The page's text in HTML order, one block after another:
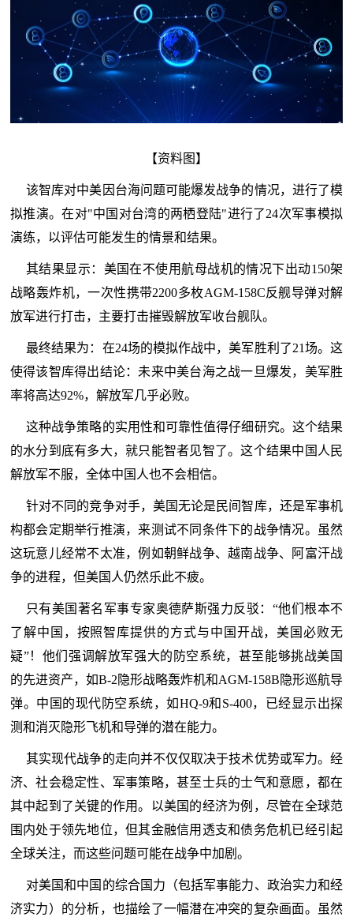
【资料图】
该智库对中美因台海问题可能爆发战争的情况，进行了模
拟推演。在对"中国对台湾的两栖登陆"进行了24次军事模拟
演练，以评估可能发生的情景和结果。
其结果显示：美国在不使用航母战机的情况下出动150架
战略轰炸机，一次性携带2200多枚AGM-158C反舰导弹对解
放军进行打击，主要打击摧毁解放军收台舰队。
最终结果为：在24场的模拟作战中，美军胜利了21场。这
使得该智库得出结论：未来中美台海之战一旦爆发，美军胜
率将高达92%，解放军几乎必败。
这种战争策略的实用性和可靠性值得仔细研究。这个结果
的水分到底有多大，就只能智者见智了。这个结果中国人民
解放军不服，全体中国人也不会相信。
针对不同的竞争对手，美国无论是民间智库，还是军事机
构都会定期举行推演，来测试不同条件下的战争情况。虽然
这玩意儿经常不太准，例如朝鲜战争、越南战争、阿富汗战
争的进程，但美国人仍然乐此不疲。
只有美国著名军事专家奥德萨斯强力反驳：“他们根本不
了解中国，按照智库提供的方式与中国开战，美国必败无
疑”！他们强调解放军强大的防空系统，甚至能够挑战美国
的先进资产，如B-2隐形战略轰炸机和AGM-158B隐形巡航导
弹。中国的现代防空系统，如HQ-9和S-400，已经显示出探
测和消灭隐形飞机和导弹的潜在能力。
其实现代战争的走向并不仅仅取决于技术优势或军力。经
济、社会稳定性、军事策略，甚至士兵的士气和意愿，都在
其中起到了关键的作用。以美国的经济为例，尽管在全球范
围内处于领先地位，但其金融信用透支和债务危机已经引起
全球关注，而这些问题可能在战争中加剧。
对美国和中国的综合国力（包括军事能力、政治实力和经
济实力）的分析，也描绘了一幅潜在冲突的复杂画面。虽然